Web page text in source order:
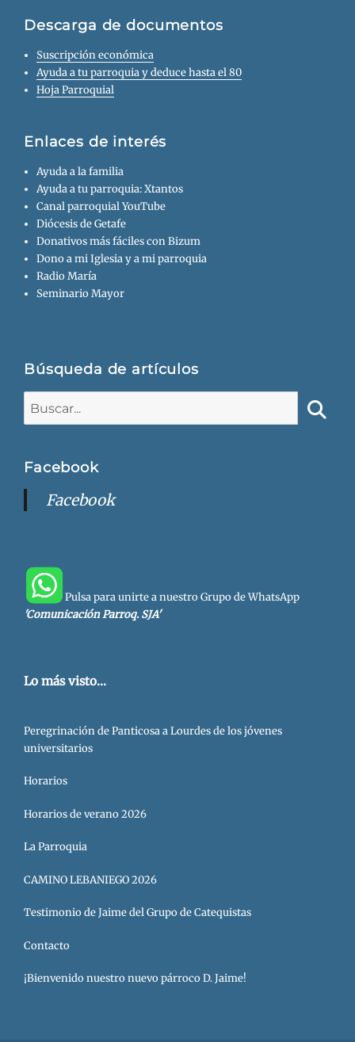
Descarga de documentos
Suscripción económica
Ayuda a tu parroquia y deduce hasta el 80
Hoja Parroquial
Enlaces de interés
Ayuda a la familia
Ayuda a tu parroquia: Xtantos
Canal parroquial YouTube
Diócesis de Getafe
Donativos más fáciles con Bizum
Dono a mi Iglesia y a mi parroquia
Radio María
Seminario Mayor
Búsqueda de artículos
Facebook
Facebook
Pulsa para unirte a nuestro Grupo de WhatsApp
'Comunicación Parroq. SJA'
Lo más visto...
Peregrinación de Panticosa a Lourdes de los jóvenes
universitarios
Horarios
Horarios de verano 2026
La Parroquia
CAMINO LEBANIEGO 2026
Testimonio de Jaime del Grupo de Catequistas
Contacto
¡Bienvenido nuestro nuevo párroco D. Jaime!